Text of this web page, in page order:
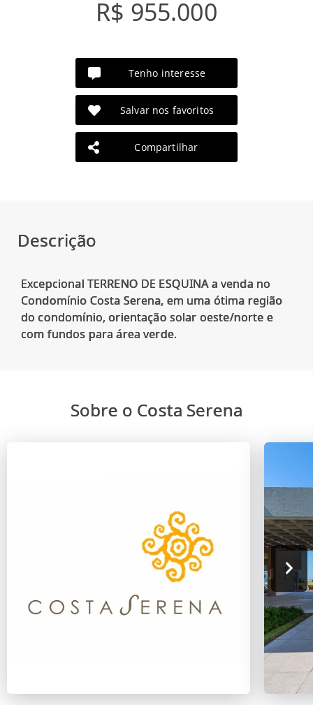
R$ 955.000
Tenho interesse
Salvar nos favoritos
Compartilhar
Descrição
Excepcional TERRENO DE ESQUINA a venda no
Condomínio Costa Serena, em uma ótima região
do condomínio, orientação solar oeste/norte e
Sobre o Costa Serena